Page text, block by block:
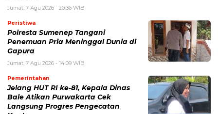
Jumat, 7 Agu 2026 - 20:36 WIB
Peristiwa
Polresta Sumenep Tangani
Penemuan Pria Meninggal Dunia di
Gapura
Jumat, 7 Agu 2026 - 14:09 WIB
Pemerintahan
Jelang HUT RI ke-81, Kepala Dinas
Bale Atikan Purwakarta Cek
Langsung Progres Pengecatan